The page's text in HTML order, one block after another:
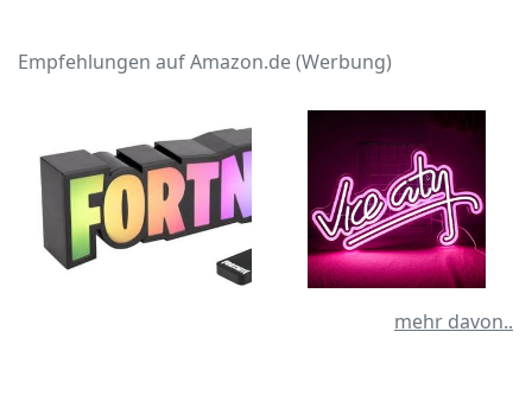
Empfehlungen auf Amazon.de (Werbung)
mehr davon..